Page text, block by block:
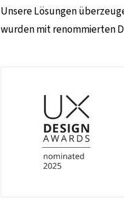
Unsere Lösungen
wurden mit renommierten